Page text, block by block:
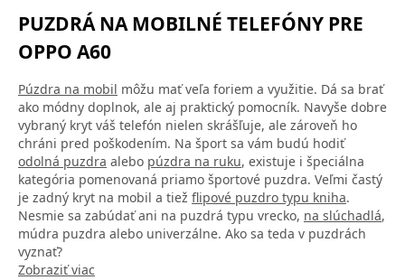
nachádzate:
PUZDRÁ NA MOBILNÉ TELEFÓNY PRE
OPPO A60
Púzdra na mobil môžu mať veľa foriem a využitie. Dá sa brať
ako módny doplnok, ale aj praktický pomocník. Navyše dobre
vybraný kryt váš telefón nielen skrášľuje, ale zároveň ho
chráni pred poškodením. Na šport sa vám budú hodiť
odolná puzdra alebo púzdra na ruku, existuje i špeciálna
kategória pomenovaná priamo športové puzdra. Veľmi častý
je zadný kryt na mobil a tiež flipové puzdro typu kniha.
Nesmie sa zabúdať ani na puzdrá typu vrecko, na slúchadlá,
múdra puzdra alebo univerzálne. Ako sa teda v puzdrách
vyznať?
Zobraziť viac